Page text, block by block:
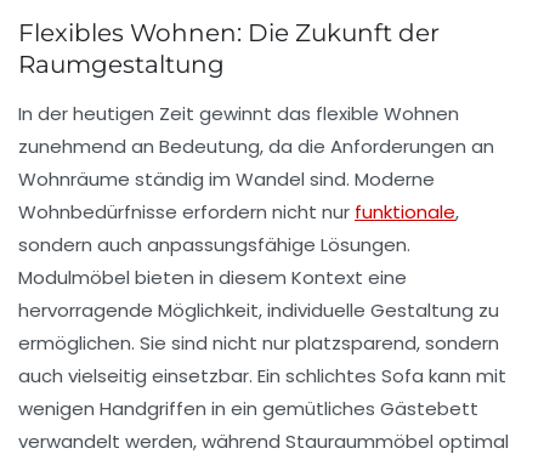
Flexibles Wohnen: Die Zukunft der
Raumgestaltung
In der heutigen Zeit gewinnt das flexible Wohnen
zunehmend an Bedeutung, da die Anforderungen an
Wohnräume ständig im Wandel sind. Moderne
Wohnbedürfnisse erfordern nicht nur funktionale,
sondern auch anpassungsfähige Lösungen.
Modulmöbel bieten in diesem Kontext eine
hervorragende Möglichkeit, individuelle Gestaltung zu
ermöglichen. Sie sind nicht nurplatzsparend, sondern
auch vielseitig einsetzbar. Ein schlichtes Sofa kann mit
wenigen Handgriffen in ein gemütliches Gästebett
verwandelt werden, während Stauraummöbel optimal